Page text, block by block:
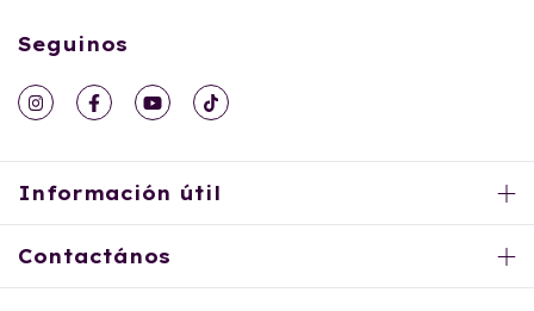
Seguinos
Información útil
Contactános